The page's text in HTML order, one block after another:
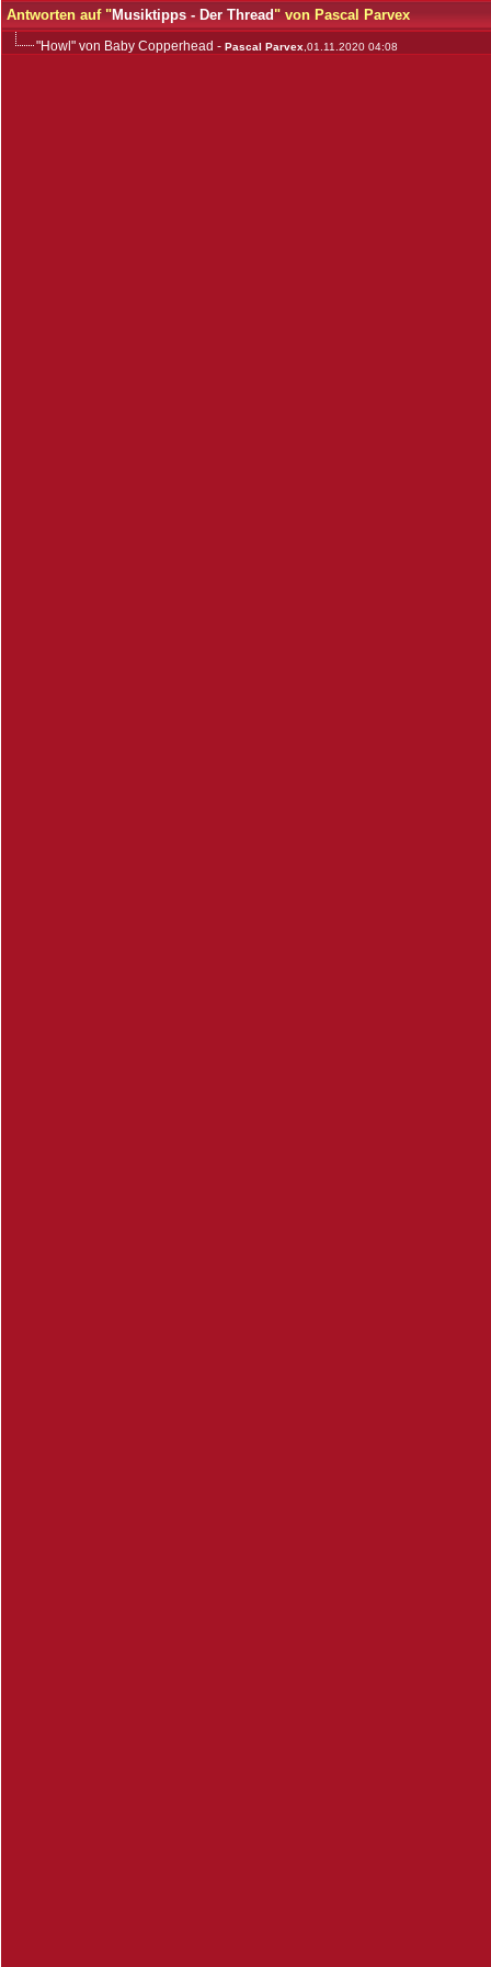
Antworten auf "Musiktipps - Der Thread" von Pascal Parvex
"Howl" von Baby Copperhead - Pascal Parvex ,01.11.2020 04:08